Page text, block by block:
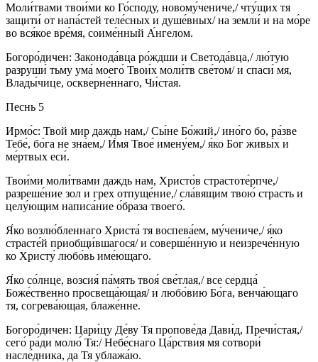
Моли́твами твои́ми ко Го́споду, новому́чениче,/ чту́щих тя
защити́ от напа́стей теле́сных и душе́вных/ на земли́ и на мо́ре
во вся́кое вре́мя, соиме́нный А́нгелом.
Богоро́дичен: Законода́вца ро́ждши и Светода́вца,/ лю́тую
разруши́ тьму ума́ моего́ Твои́х моли́тв све́том/ и спаси́ мя,
Влады́чице, оскверне́ннаго, Чи́стая.
Песнь 5
Ирмо́с: Твой мир даждь нам,/ Сы́не Бо́жий,/ ино́го бо, ра́зве
Тебе́, бо́га не зна́ем,/ И́мя Твое́ имену́ем,/ я́ко Бог живы́х и
ме́ртвых еси́.
Твои́ми моли́твами даждь нам, Христо́в страстоте́рпче,/
разреше́ние зол и грех отпуще́ние,/ сла́вящим твою́ страсть и
целу́ющим написа́ние о́браза твоего́.
Я́ко возлю́бленнаго Христа́ тя воспева́ем, му́чениче,/ я́ко
страсте́й приобщи́вшагося/ и соверше́нную и неизрече́нную
ко Христу́ любо́вь име́ющаго.
Я́ко со́лнце, возсия́ па́мять твоя́ све́тлая,/ все сердца́
Боже́ственно просвеща́ющая/ и любо́вию Бо́га, венча́ющаго
тя, согрева́ющая, блаже́нне.
Богоро́дичен: Цари́цу Де́ву Тя пропове́да Дави́д, Пречи́стая,/
сего́ ра́ди молю́ Тя:/ Небе́снаго Ца́рствия мя сотвори́
насле́дника, да Тя ублажа́ю.